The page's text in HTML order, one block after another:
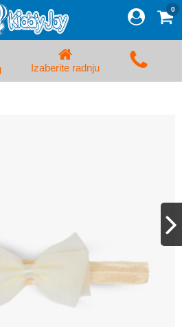
Prijava/Registracija
0
Izaberite radnju